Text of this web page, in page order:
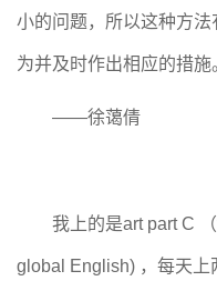
小的问题，所以这种方
为并及时作出相应的措施
——徐蔼倩
我上的是art part C
global English) ，每天上